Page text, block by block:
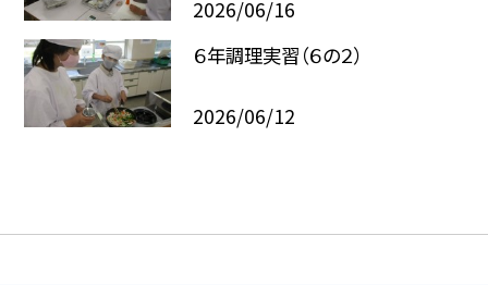
2026/06/16
６年調理実習（６の２）
2026/06/12